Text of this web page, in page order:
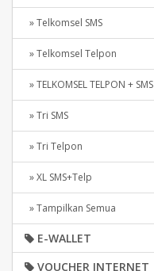
» Telkomsel SMS
» Telkomsel Telpon
» TELKOMSEL TELPON + SMS
» Tri SMS
» Tri Telpon
» XL SMS+Telp
» Tampilkan Semua
E-WALLET
VOUCHER INTERNET